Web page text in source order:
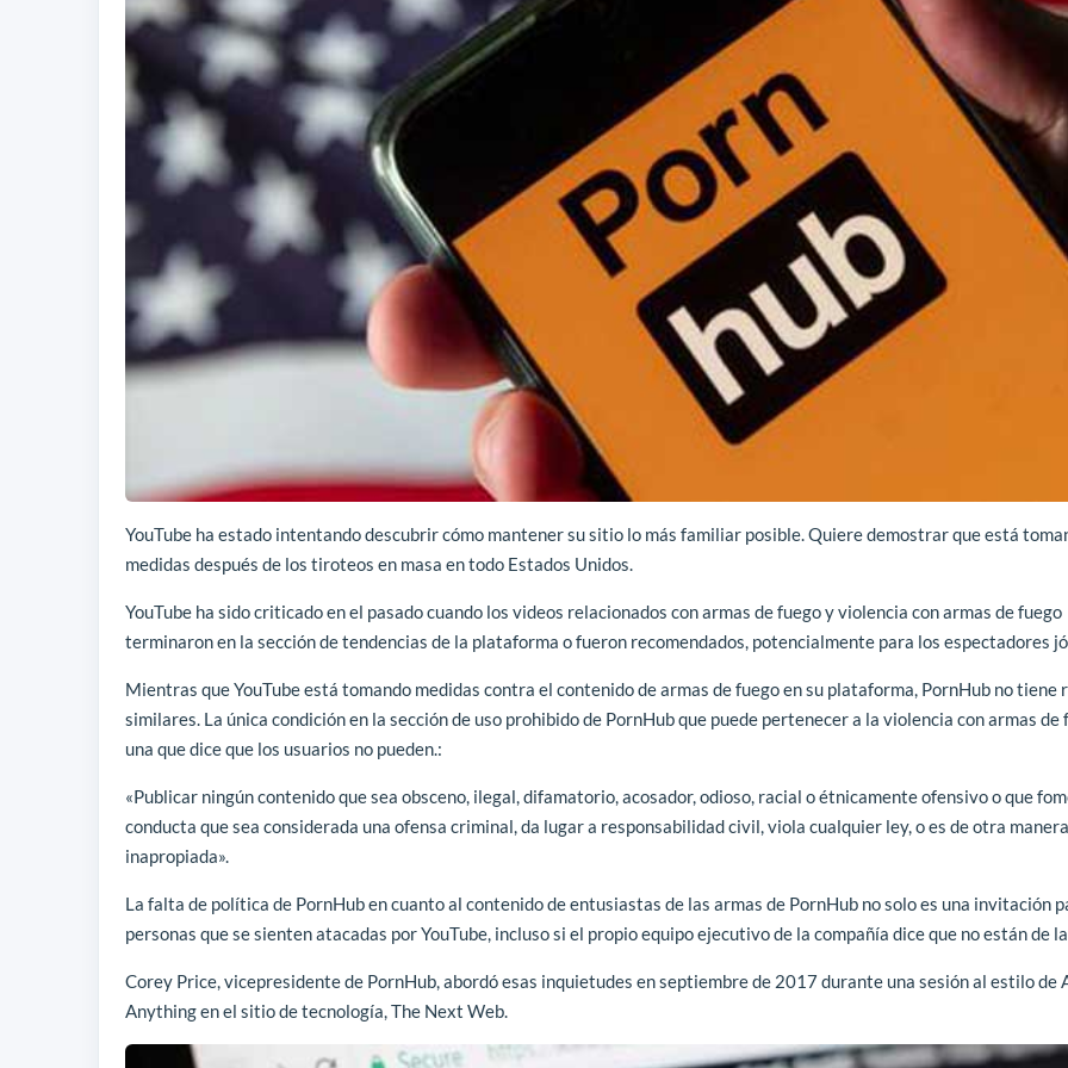
YouTube ha estado intentando descubrir cómo mantener su sitio lo más familiar posible. Quiere demostrar que está
medidas después de los tiroteos en masa en todo Estados Unidos.
YouTube ha sido criticado en el pasado cuando los videos relacionados con armas de fuego y violencia con armas de fuego
terminaron en la sección de tendencias de la plataforma o fueron recomendados, potencialmente para los espectadores
Mientras que YouTube está tomando medidas contra el contenido de armas de fuego en su plataforma, PornHub no tiene
similares. La única condición en la sección de uso prohibido de PornHub que puede pertenecer a la violencia con armas de
una que dice que los usuarios no pueden.:
«Publicar ningún contenido que sea obsceno, ilegal, difamatorio, acosador, odioso, racial o étnicamente ofensivo o que
conducta que sea considerada una ofensa criminal, da lugar a responsabilidad civil, viola cualquier ley, o es de otra manera
inapropiada».
La falta de política de PornHub en cuanto al contenido de entusiastas de las armas de PornHub no solo es una invitación
personas que se sienten atacadas por YouTube, incluso si el propio equipo ejecutivo de la compañía dice que no están de
Corey Price, vicepresidente de PornHub, abordó esas inquietudes en septiembre de 2017 durante una sesión al estilo de
Anything en el sitio de tecnología, The Next Web.